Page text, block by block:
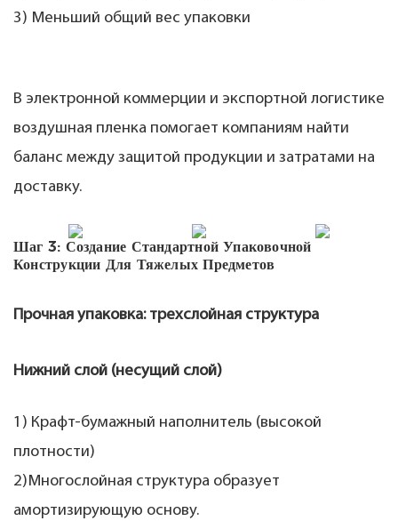
3) Меньший общий вес упаковки
В электронной коммерции и экспортной логистике
воздушная пленка помогает компаниям найти
баланс между защитой продукции и затратами на
доставку.
Шаг 3: Создание Стандартной Упаковочной
Конструкции Для Тяжелых Предметов
Прочная упаковка: трехслойная структура
Нижний слой (несущий слой)
1) Крафт-бумажный наполнитель (высокой
плотности)
2)Многослойная структура образует
амортизирующую основу.